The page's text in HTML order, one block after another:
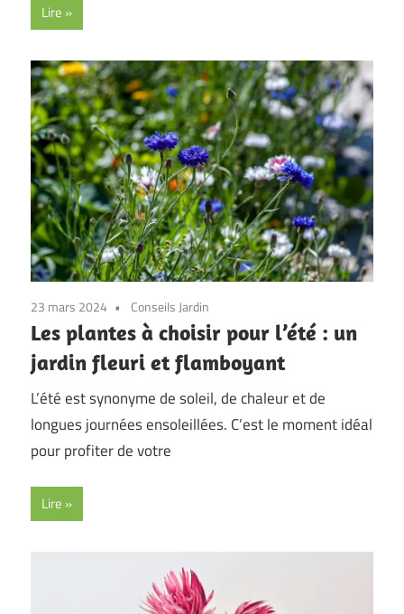
Lire
23 mars 2024 Conseils Jardin
Les plantes à choisir pour l’été : un
jardin fleuri et flamboyant
L’été est synonyme de soleil, de chaleur et de
longues journées ensoleillées. C’est le moment idéal
pour profiter de votre
Lire